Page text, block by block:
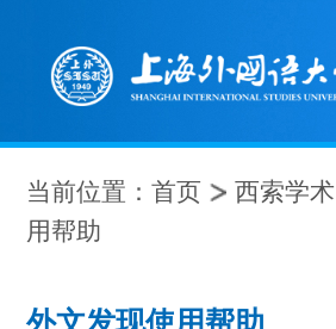
当前位置：首页 西索学术
用帮助
外文发现使用帮助